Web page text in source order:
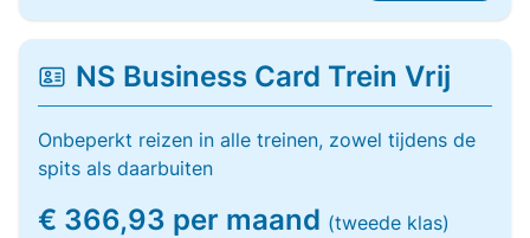
NS Business Card Trein Vrij
Onbeperkt reizen in alle treinen, zowel tijdens de
spits als daarbuiten
€ 366,93 per maand (tweede klas)